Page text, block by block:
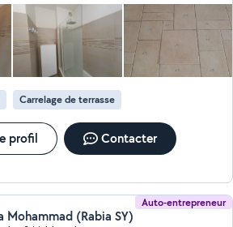
pas à intervenir absolument chez
pas vraiment utile. Et de plus il est très
Carrelage de terrasse
profil Contacter
Auto-entrepreneur
Mohammad (Rabia SY)